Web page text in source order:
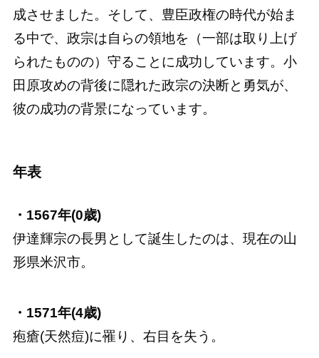
成させました。そして、豊臣政権の時代が始ま
る中で、政宗は自らの領地を（一部は取り上げ
られたものの）守ることに成功しています。小
田原攻めの背後に隠れた政宗の決断と勇気が、
彼の成功の背景になっています。
年表
・1567年(0歳)
伊達輝宗の長男として誕生したのは、現在の山
形県米沢市。
・1571年(4歳)
疱瘡(天然痘)に罹り、右目を失う。